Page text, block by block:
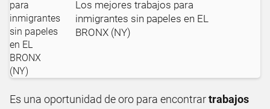
Los mejores trabajos para
inmigrantes sin papeles en EL
BRONX (NY)
Es una oportunidad de oro para encontrartrabajos